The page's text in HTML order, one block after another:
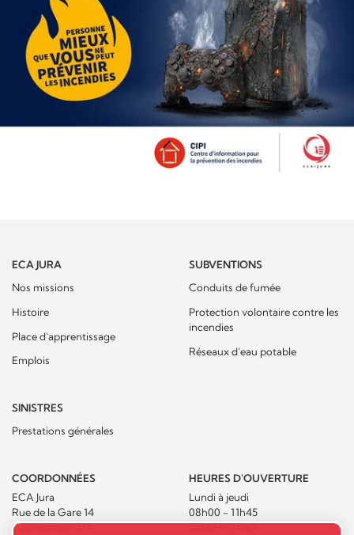
ECA JURA
Nos missions
Histoire
Place d'apprentissage
Emplois
SUBVENTIONS
Conduits de fumée
Protection volontaire contre les
incendies
Réseaux d’eau potable
SINISTRES
Prestations générales
COORDONNÉES
ECA Jura
Rue de la Gare 14
Case postale 371
HEURES D'OUVERTURE
Lundi à jeudi
08h00 - 11h45
13h30 - 17h00